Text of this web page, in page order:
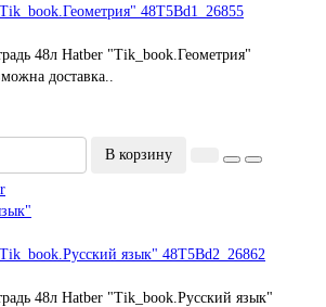
48Т5Bd1_26855
48л Hatber "Tik_book.Геометрия"
доставка..
В корзину
язык" 48Т5Bd2_26862
48л Hatber "Tik_book.Русский язык"